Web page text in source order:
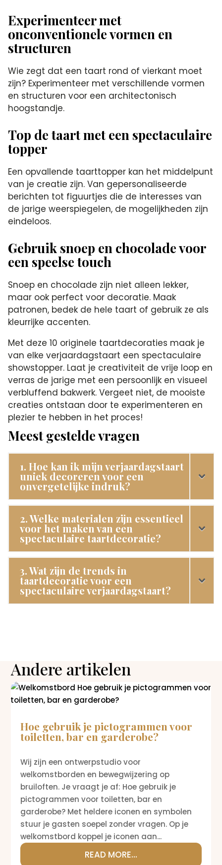
Experimenteer met
onconventionele vormen en
structuren
Wie zegt dat een taart rond of vierkant moet
zijn? Experimenteer met verschillende vormen
en structuren voor een architectonisch
hoogstandje.​
Top de taart met een spectaculaire
topper
Een opvallende taarttopper kan het middelpunt
van je creatie zijn.​ Van gepersonaliseerde
berichten tot figuurtjes die de interesses van
de jarige weerspiegelen, de mogelijkheden zijn
eindeloos.​
Gebruik snoep en chocolade voor
een speelse touch
Snoep en chocolade zijn niet alleen lekker,
maar ook perfect voor decoratie.​ Maak
patronen, bedek de hele taart of gebruik ze als
kleurrijke accenten.​
Met deze 10 originele taartdecoraties maak je
van elke verjaardagstaart een spectaculaire
showstopper.​ Laat je creativiteit de vrije loop en
verras de jarige met een persoonlijk en visueel
verbluffend bakwerk.​ Vergeet niet, de mooiste
creaties ontstaan door te experimenteren en
plezier te hebben in het proces!
Meest gestelde vragen
1. Hoe kan ik mijn verjaardagstaart
uniek decoreren voor een
onvergetelijke indruk?
2. Welke materialen zijn essentieel
voor het maken van een
spectaculaire taartdecoratie?
3. Wat zijn de trends in
taartdecoratie voor een
spectaculaire verjaardagstaart?
Andere artikelen
Hoe gebruik je pictogrammen voor
toiletten, bar en garderobe?
Wij zijn een ontwerpstudio voor
welkomstborden en bewegwijzering op
bruiloften. Je vraagt je af: Hoe gebruik je
pictogrammen voor toiletten, bar en
garderobe? Met heldere iconen en symbolen
stuur je gasten soepel zonder vragen. Op je
welkomstbord koppel je iconen aan...
READ MORE...